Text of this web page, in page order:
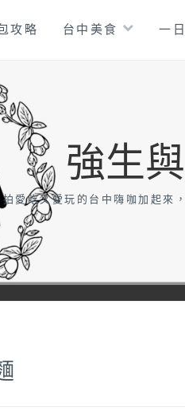
攻略 台中美食 一
強生
拍愛吃又愛玩的台中嗨咖加起